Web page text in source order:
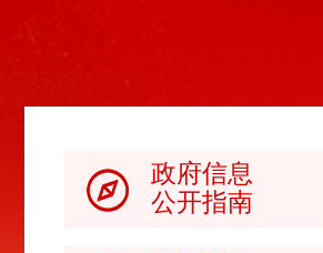
政府信息
公开指南